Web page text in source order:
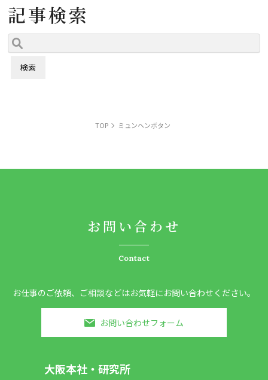
記事検索
TOP ミュンヘンボタン
お問い合わせ
Contact
お仕事のご依頼、ご相談などはお気軽にお問い合わせください。
お問い合わせフォーム
大阪本社・研究所